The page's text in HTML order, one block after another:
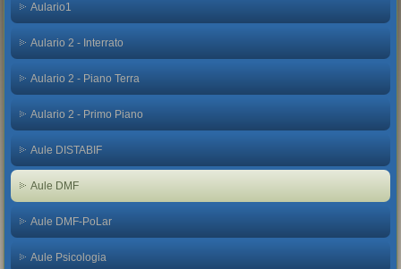
Aulario1
Aulario 2 - Interrato
Aulario 2 - Piano Terra
Aulario 2 - Primo Piano
Aule DISTABIF
Aule DMF
Aule DMF-PoLar
Aule Psicologia